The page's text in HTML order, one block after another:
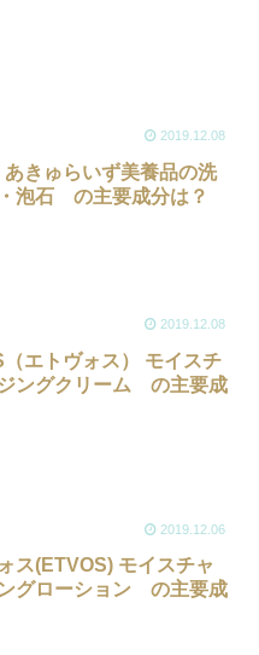
2019.12.08
あきゅらいず美養品の洗
泡石 の主要成分は？
2019.12.08
（エトヴォス） モイスチ
ングクリーム の主要成
2019.12.06
モイスチャ
グローション の主要成